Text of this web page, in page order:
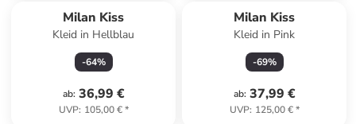
Milan Kiss
Kleid in Hellblau
-64%
ab: 36,99 €
UVP: 105,00 €*
Milan Kiss
Kleid in Pink
-69%
ab: 37,99 €
UVP: 125,00 €*